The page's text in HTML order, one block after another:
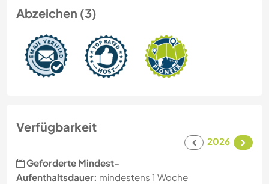
Abzeichen (3)
Verfügbarkeit
2026
Geforderte Mindest-
Aufenthaltsdauer: mindestens 1 Woche